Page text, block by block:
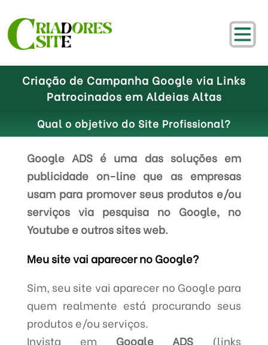
Criação de Campanha Google via Links
Patrocinados em Aldeias Altas
Qual o objetivo do Site Profissional?
Google ADS é uma das soluções em
publicidade on-line que as empresas
usam para promover seus produtos e/ou
serviços via pesquisa no Google, no
Youtube e outros sites web.
Meu site vai aparecer no Google?
Sim, seu site vai aparecer no Google para
quem realmente está procurando seus
produtos e/ou serviços.
Invista em Google ADS (links